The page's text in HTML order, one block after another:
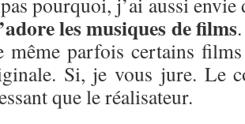
les musiques de films
même parfois certains
Si, je vous jure. Le
que le réalisateur.